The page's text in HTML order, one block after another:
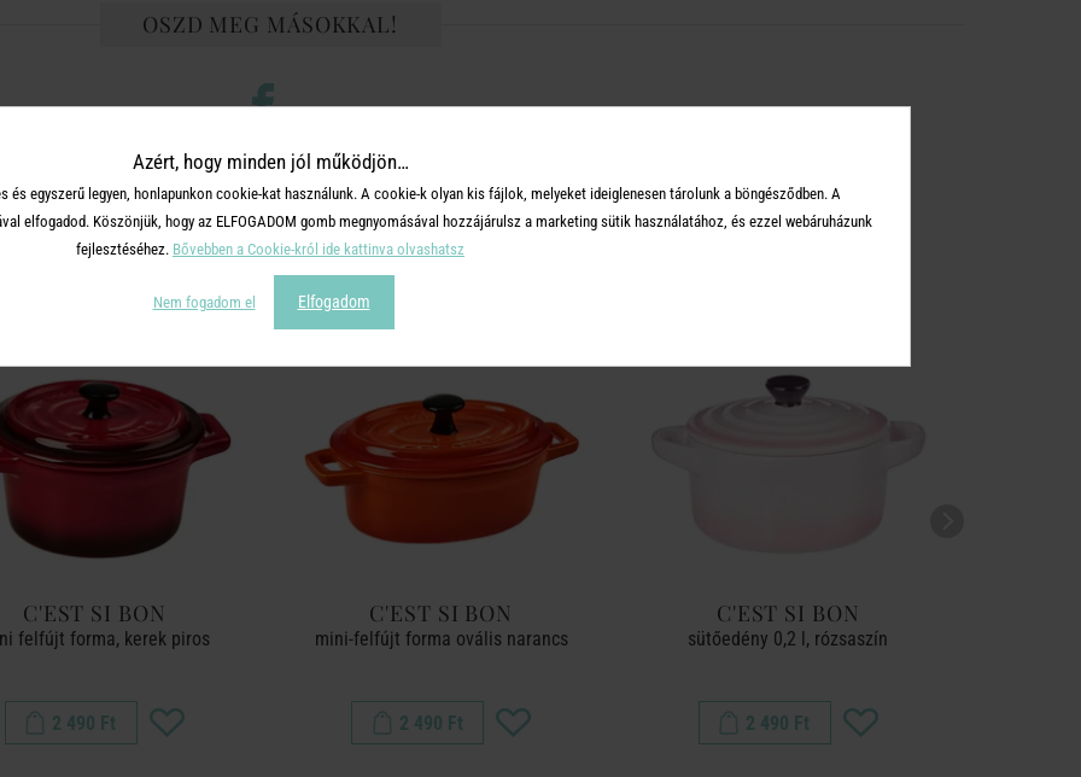
OSZD MEG MÁSOKKAL!
TOVÁBBI TERMÉKEI
C'EST SI BON
felfújt forma, kerek piros
2 490 Ft
C'EST SI BON
mini-felfújt forma ovális narancs
2 490 Ft
C'EST SI BON
sütőedény 0,2 l, rózsaszín
2 490 Ft
Azért, hogy minden jól működjön…
és egyszerű legyen, honlapunkon cookie-kat használunk. A cookie-k olyan kis fájlok, melyeket ideiglenesen tárolunk a böngésződben. A
elfogadod. Köszönjük, hogy az ELFOGADOM gomb megnyomásával hozzájárulsz a marketing sütik használatához, és ezzel webáruházunk
fejlesztéséhez. Bővebben a Cookie-król ide kattinva olvashatsz
Nem fogadom el Elfogadom